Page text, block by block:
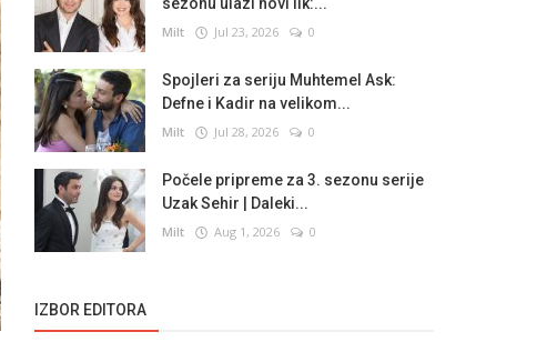
Milt Jul 23, 2026 0
Spojleri za seriju Muhtemel Ask:
Defne i Kadir na velikom...
Milt Jul 28, 2026 0
Počele pripreme za 3. sezonu serije
Uzak Sehir | Daleki...
Milt Aug 1, 2026 0
IZBOR EDITORA